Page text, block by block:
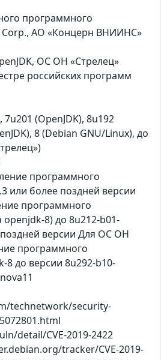
программного
Corp., АО «Концерн ВНИИНС»
ОС ОН «Стрелец»
российских программ
(OpenJDK), 8u192
8 (Debian GNU/Linux), до
программного
или более поздней версии
программного
openjdk-8) до 8u212-b01-
версии Для ОС ОН
программного
8 до версии 8u292-b10-
technetwork/security-
detail/CVE-2019-2422
tracker/CVE-2019-